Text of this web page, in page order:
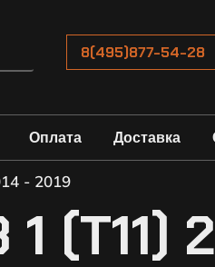
8(495)877-54-28
Оплата Доставка
- 2019
1 (T11)